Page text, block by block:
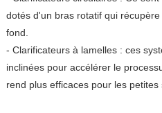
dotés d'un bras rotatif qui
fond.
- Clarificateurs à lamelles : ces
inclinées pour accélérer le
rend plus efficaces pour les petites